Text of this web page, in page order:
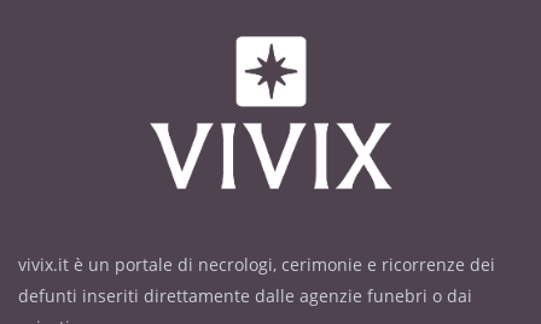
vivix.it è un portale di necrologi, cerimonie e ricorrenze dei
defunti inseriti direttamente dalle agenzie funebri o dai